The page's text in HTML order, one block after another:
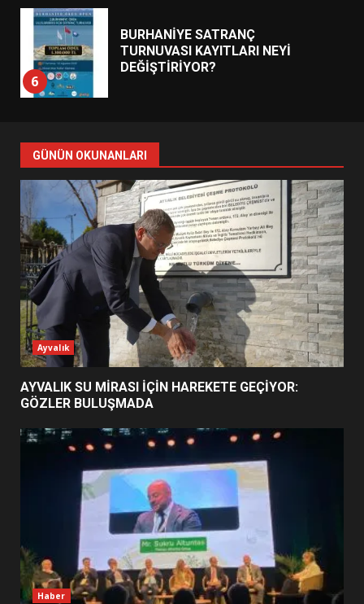
6
BURHANİYE SATRANÇ
TURNUVASI KAYITLARI NEYİ
DEĞİŞTİRİYOR?
7
YENİ YÖNETİM NASIL
ŞEKİLLENDİ?
1
AYVALIK SU MİRASI İÇİN
HAREKETE GEÇİYOR: GÖZLER
BULUŞMADA
2
ESA 2026’DA TÜRK BAHARATI
NEYİ TEMSİL ETTİ?
EİB’DE KRİTİK ATAMA:
SÜRDÜRÜLEBİLİRLİKTE NE
DEĞİŞECEK?
4
EDREMİT’İN GURURU TÜRKİYE
FİNALİNDE NE BAŞARDI?
GÜNÜN OKUNANLARI
Ayvalık
AYVALIK SU MİRASI İÇİN HAREKETE GEÇİYOR:
GÖZLER BULUŞMADA
Haber